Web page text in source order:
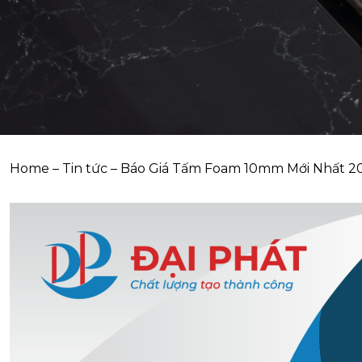
Home – Tin tức – Báo Giá Tấm Foam 10mm Mới Nhất